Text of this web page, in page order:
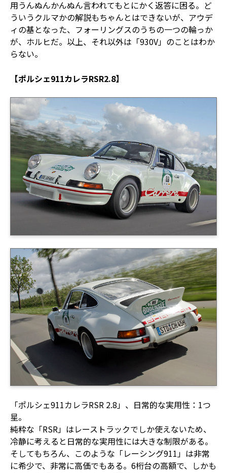
用うんぬんかんぬん言われてもとにかく返答に困る。ど
ういうクルマかの解説もちゃんとはできないが、アウデ
ィの基となった、フォーリングスのうちの一つの輪っか
が、ホルヒだ。以上、それ以外は「930V」のことはわか
らない。
【ポルシェ911カレラRSR2.8】
「ポルシェ911カレラRSR 2.8」、日常的な実用性：1つ
星。
純粋な「RSR」はレーストラックでしか使えないため、
冷静に考えると日常的な実用性には大きな制限がある。
そしてもちろん、このような「レーシング911」は非常
に希少で、非常に高価でもある。6桁台の高額で、しかも